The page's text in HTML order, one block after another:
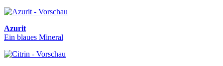
Azurit
Ein blaues Mineral